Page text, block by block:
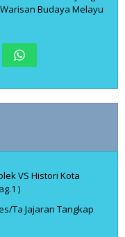
Warisan Budaya Melayu
VS Histori Kota
)
Ta Jajaran Tangkap